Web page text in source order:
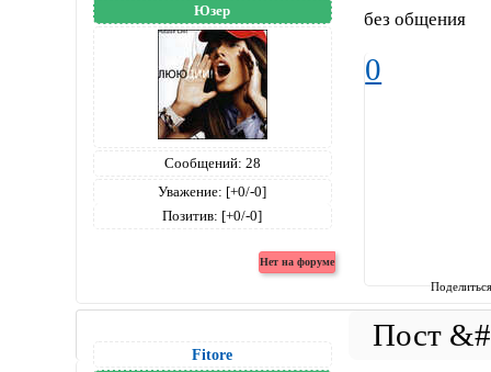
Юзер
Сообщений: 28
Уважение: [+0/-0]
Позитив: [+0/-0]
без общения
0
Fitore